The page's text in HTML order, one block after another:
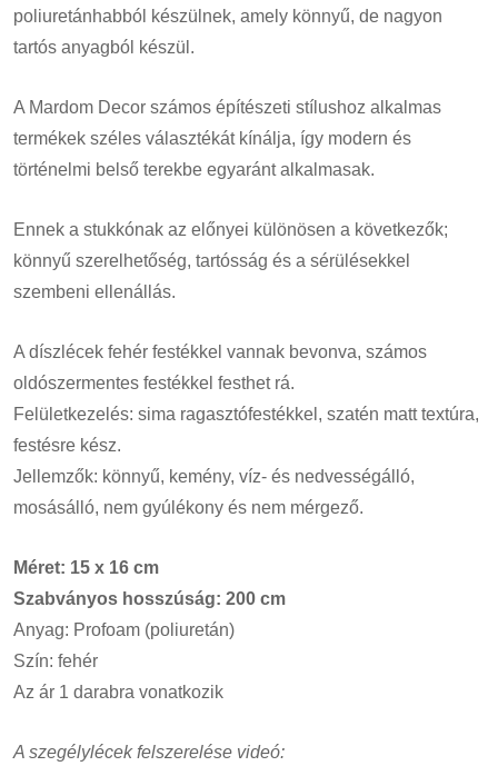
poliuretánhabból készülnek, amely könnyű, de nagyon
tartós anyagból készül.
A Mardom Decor számos építészeti stílushoz alkalmas
termékek széles választékát kínálja, így modern és
történelmi belső terekbe egyaránt alkalmasak.
Ennek a stukkónak az előnyei különösen a következők;
könnyű szerelhetőség, tartósság és a sérülésekkel
szembeni ellenállás.
A díszlécek fehér festékkel vannak bevonva, számos
oldószermentes festékkel festhet rá.
Felületkezelés: sima ragasztófestékkel, szatén matt textúra,
festésre kész.
Jellemzők: könnyű, kemény, víz- és nedvességálló,
mosásálló, nem gyúlékony és nem mérgező.
Méret: 15 x 16 cm
Szabványos hosszúság: 200 cm
Anyag: Profoam (poliuretán)
Szín: fehér
Az ár 1 darabra vonatkozik
A szegélylécek felszerelése videó: